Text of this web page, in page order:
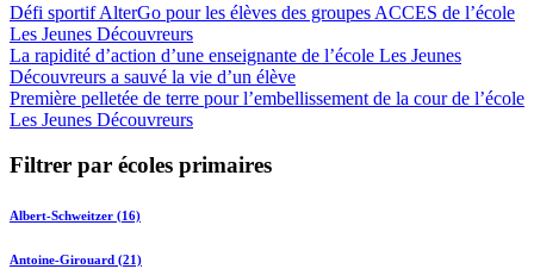
Défi sportif AlterGo pour les élèves des groupes ACCES de l’école
Les Jeunes Découvreurs
La rapidité d’action d’une enseignante de l’école Les Jeunes
Découvreurs a sauvé la vie d’un élève
Première pelletée de terre pour l’embellissement de la cour de l’école
Les Jeunes Découvreurs
Filtrer par écoles primaires
Albert-Schweitzer (16)
Antoine-Girouard (21)